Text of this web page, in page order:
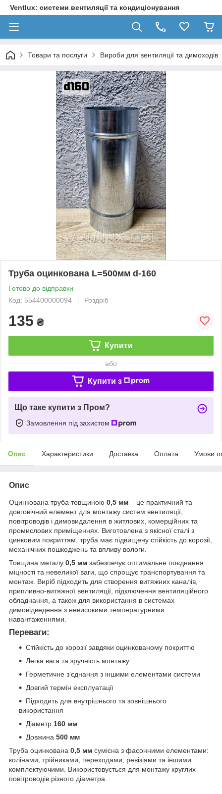
Ventlux: системи вентиляції та кондиціонування
Товари та послуги Вироби для вентиляції та димоходів
Труба оцинкована L=500мм d-160
Готово до відправки
Код: 554400000094
Роздріб
135 ₴
Купити
або
Купити з
Що таке купити з Пром?
Замовлення під захистом
Опис Характеристики Доставка Оплата Умови
Опис
Оцинкована труба товщиною 0,5 мм – це практичний та
довговічний елемент для монтажу систем вентиляції,
повітроводів і димовидалення в житлових, комерційних та
промислових приміщеннях. Виготовлена з якісної сталі з
цинковим покриттям, труба має підвищену стійкість до корозії,
механічних пошкоджень та впливу вологи.
Товщина металу 0,5 мм забезпечує оптимальне поєднання
міцності та невеликої ваги, що спрощує транспортування та
монтаж. Виріб підходить для створення витяжних каналів,
припливно-витяжної вентиляції, підключення вентиляційного
обладнання, а також для використання в системах
димовідведення з невисокими температурними
навантаженнями.
Переваги:
Стійкість до корозії завдяки оцинкованому покриттю
Легка вага та зручність монтажу
Герметичне з’єднання з іншими елементами системи
Довгий термін експлуатації
Підходить для внутрішнього та зовнішнього
використання
Діаметр 160 мм
Довжина 500 мм
Труба оцинкована 0,5 мм сумісна з фасонними елементами:
колінами, трійниками, переходами, ревізіями та іншими
комплектуючими. Використовується для монтажу круглих
повітроводів різного діаметра.